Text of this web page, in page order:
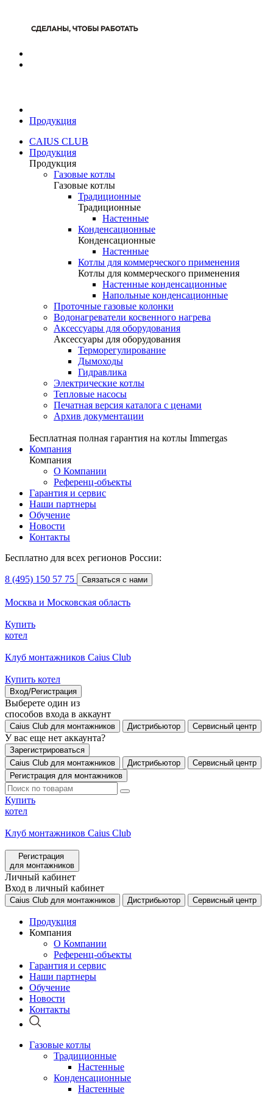
Продукция
CAIUS CLUB
Продукция
Продукция
Газовые котлы
Газовые котлы
Традиционные
Традиционные
Настенные
Конденсационные
Конденсационные
Настенные
Котлы для коммерческого применения
Котлы для коммерческого применения
Настенные конденсационные
Напольные конденсационные
Проточные газовые колонки
Водонагреватели косвенного нагрева
Аксессуары для оборудования
Аксессуары для оборудования
Терморегулирование
Дымоходы
Гидравлика
Электрические котлы
Тепловые насосы
Печатная версия каталога с ценами
Архив документации
Бесплатная полная гарантия на котлы Immergas
Компания
Компания
О Компании
Референц-объекты
Гарантия и сервис
Наши партнеры
Обучение
Новости
Контакты
Бесплатно для всех регионов России:
8 (495) 150 57 75 Связаться с нами
Москва и Московская область
Купить
котел
Клуб монтажников Caius Club
Купить котел
Вход/Регистрация
Выберете один из
способов входа в аккаунт
Caius Club для монтажников Дистрибьютор Сервисный центр
У вас еще нет аккаунта?
Зарегистрироваться
Caius Club для монтажников
Дистрибьютор
Сервисный центр
Регистрация для монтажников
Купить
котел
Клуб монтажников Caius Club
Регистрация
для монтажников
Личный кабинет
Вход в личный кабинет
Caius Club для монтажников Дистрибьютор Сервисный центр
Продукция
Компания
О Компании
Референц-объекты
Гарантия и сервис
Наши партнеры
Обучение
Новости
Контакты
Газовые котлы
Традиционные
Настенные
Конденсационные
Настенные